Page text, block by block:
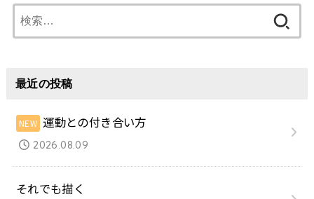
索:
最近の投稿
運動との付き合い方
2026.08.09
それでも描く